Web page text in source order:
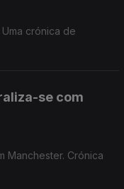
crónica de
se com
Manchester. Crónica